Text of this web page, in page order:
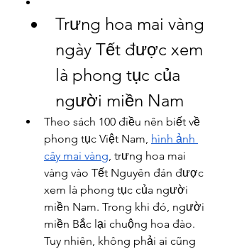
Trưng hoa mai vàng
ngày Tết được xem
là phong tục của
người miền Nam
Theo sách 100 điều nên biết về
phong tục Việt Nam, hình ảnh
cây mai vàng, trưng hoa mai
vàng vào Tết Nguyên đán được
xem là phong tục của người
miền Nam. Trong khi đó, người
miền Bắc lại chuộng hoa đào.
Tuy nhiên, không phải ai cũng